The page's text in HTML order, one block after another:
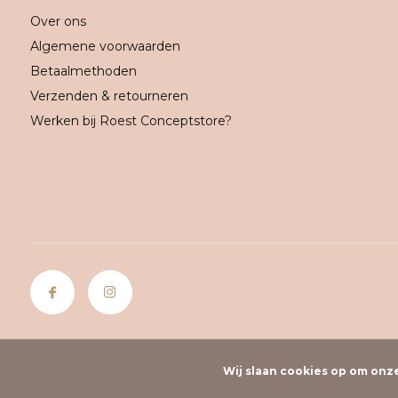
Over ons
Algemene voorwaarden
Betaalmethoden
Verzenden & retourneren
Werken bij Roest Conceptstore?
Wij slaan cookies op om